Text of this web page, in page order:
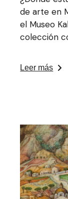
de arte en
el Museo
colección
Leer más